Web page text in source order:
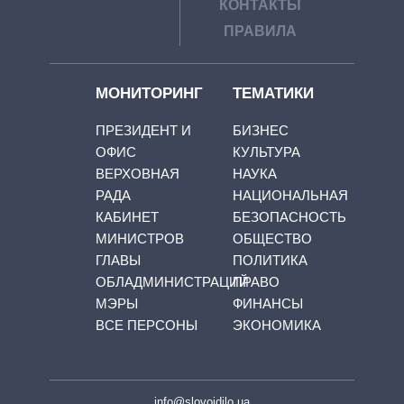
КОНТАКТЫ
ПРАВИЛА
МОНИТОРИНГ
ПРЕЗИДЕНТ И
ОФИС
ВЕРХОВНАЯ
РАДА
КАБИНЕТ
МИНИСТРОВ
ГЛАВЫ
ОБЛАДМИНИСТРАЦИЙ
МЭРЫ
ВСЕ ПЕРСОНЫ
ТЕМАТИКИ
БИЗНЕС
КУЛЬТУРА
НАУКА
НАЦИОНАЛЬНАЯ
БЕЗОПАСНОСТЬ
ОБЩЕСТВО
ПОЛИТИКА
ПРАВО
ФИНАНСЫ
ЭКОНОМИКА